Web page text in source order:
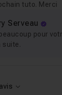
tuto. Merci
Serveau
pour
suite.